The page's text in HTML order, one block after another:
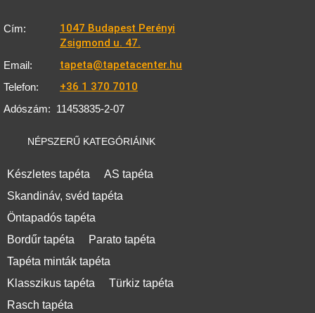
Cím:
1047 Budapest Perényi
Zsigmond u. 47.
Email: tapeta@tapetacenter.hu
Telefon: +36 1 370 7010
Adószám: 11453835-2-07
NÉPSZERŰ KATEGÓRIÁINK
Készletes tapéta
AS tapéta
Skandináv, svéd tapéta
Öntapadós tapéta
Bordűr tapéta
Parato tapéta
Tapéta minták tapéta
Klasszikus tapéta
Türkiz tapéta
Rasch tapéta